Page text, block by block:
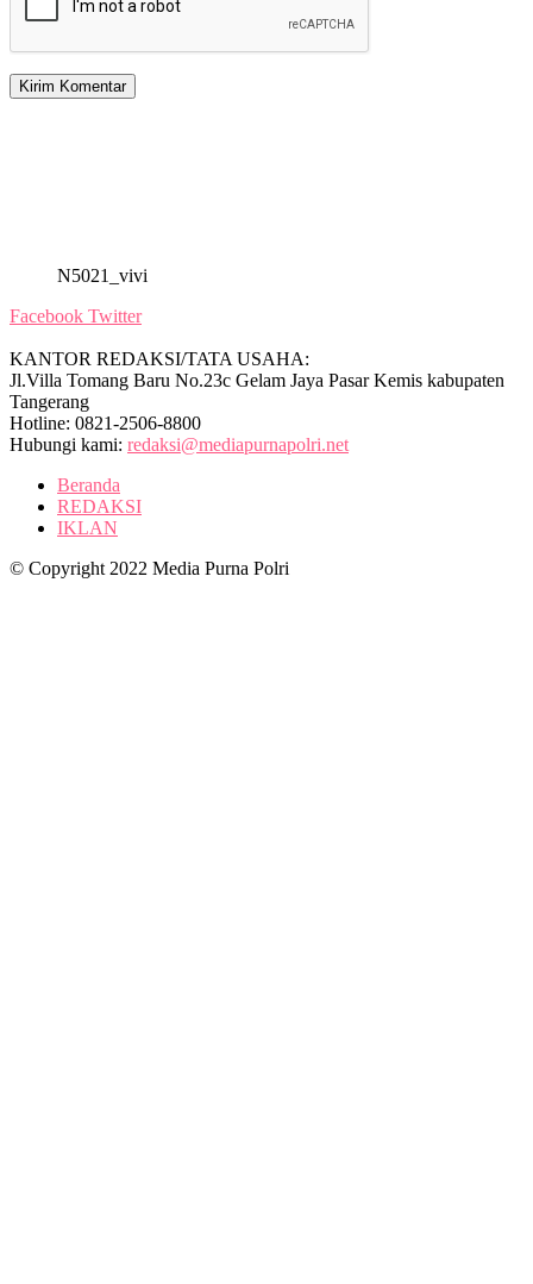
N5021_vivi
Facebook Twitter
KANTOR REDAKSI/TATA USAHA:
Jl.Villa Tomang Baru No.23c Gelam Jaya Pasar Kemis kabupaten
Tangerang
Hotline: 0821-2506-8800
Hubungi kami: redaksi@mediapurnapolri.net
Beranda
REDAKSI
IKLAN
© Copyright 2022 Media Purna Polri